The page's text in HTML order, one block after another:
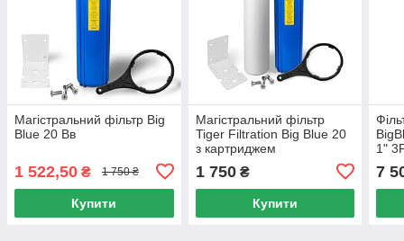
Магістральний фільтр Big
Blue 20 Вв
1 522,50 ₴ 1 750 ₴
Купити
Магістральний фільтр
Tiger Filtration Big Blue 20
з картриджем
1 750₴
Купити
1"
7